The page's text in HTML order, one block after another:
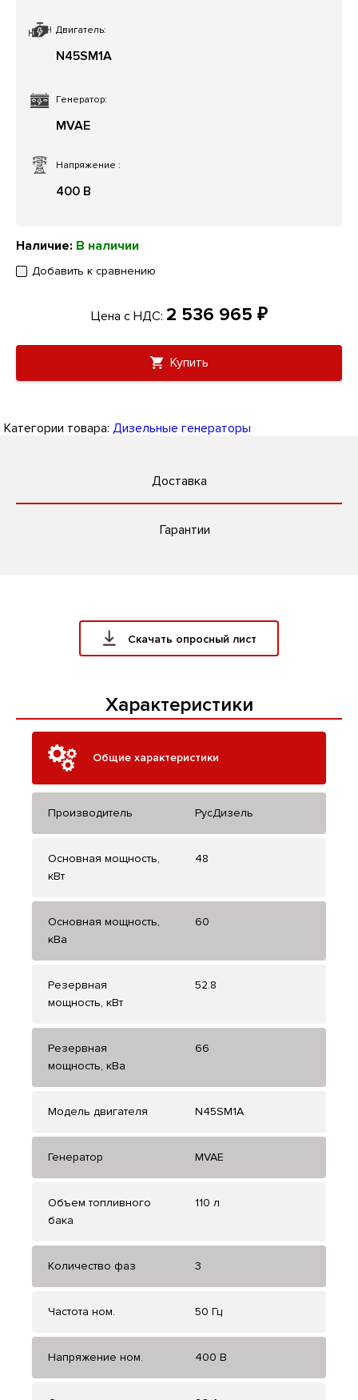
Двигатель:
N45SM1A
Напряжение :
400 В
Генератор:
MVAE
Наличие: В наличии
Добавить к сравнению
Цена с НДС: 2 536 965 ₽
Купить
Категории товара: Дизельные генераторы
Доставка
Гарантии
Скачать опросный лист
Характеристики
Общие характеристики
Производитель РусДизель
Основная мощность,
кВт
48
Основная мощность,
кВа
60
Резервная
мощность, кВт
52.8
Резервная
мощность, кВа
66
Модель двигателя N45SM1A
Генератор MVAE
Объем топливного
бака
110 л
Количество фаз 3
Частота ном. 50 Гц
Напряжение ном. 400 В